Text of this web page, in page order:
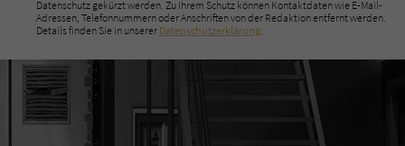
Datenschutz gekürzt werden. Zu Ihrem Schutz können Kontaktdaten wie E-Mail-
Adressen, Telefonnummern oder Anschriften von der Redaktion entfernt werden.
Details finden Sie in unserer Datenschutzerklärung